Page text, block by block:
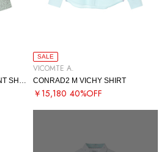
SALE
VICOMTE A.
CONRAD2 M VICHY SHIRT
￥15,180 40%OFF